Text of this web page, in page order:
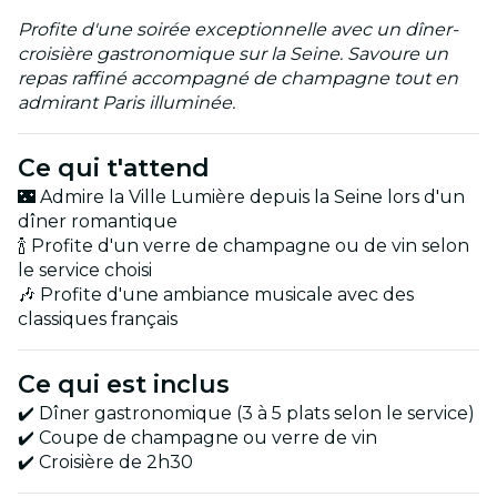
Profite d'une soirée exceptionnelle avec un dîner-
croisière gastronomique sur la Seine. Savoure un
repas raffiné accompagné de champagne tout en
admirant Paris illuminée.
Ce qui t'attend
🌃 Admire la Ville Lumière depuis la Seine lors d'un
dîner romantique
🍾 Profite d'un verre de champagne ou de vin selon
le service choisi
🎶 Profite d'une ambiance musicale avec des
classiques français
Ce qui est inclus
✔️ Dîner gastronomique (3 à 5 plats selon le service)
✔️ Coupe de champagne ou verre de vin
✔️ Croisière de 2h30